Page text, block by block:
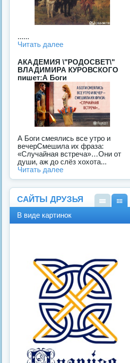
......
Читать далее
АКАДЕМИЯ \"РОДОСВЕТ\"
ВЛАДИМИРА КУРОВСКОГО
пишет:А Боги
А Боги смеялись все утро и
вечерСмешила их фраза:
«Случайная встреча»…Они от
души, аж до слёз хохота...
Читать далее
САЙТЫ ДРУЗЬЯ
В виде картинок